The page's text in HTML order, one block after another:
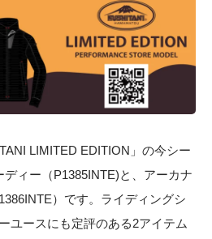
LIMITED EDITION」の今シー
ィー（P1385INTE)と、アーカナ
）です。ライディングシ
ユースにも定評のある2アイテム